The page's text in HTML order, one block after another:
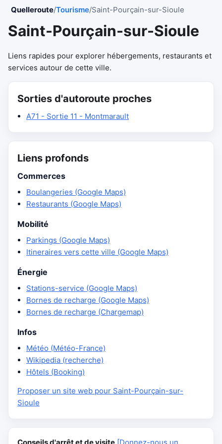
Quelleroute/Tourisme/Saint-Pourçain-sur-Sioule
Saint-Pourçain-sur-Sioule
Liens rapides pour explorer hébergements, restaurants et
services autour de cette ville.
Sorties d'autoroute proches
A71 - Sortie 11 - Montmarault
Liens profonds
Commerces
Boulangeries (Google Maps)
Restaurants (Google Maps)
Mobilité
Parkings (Google Maps)
Itineraires vers cette ville (Google Maps)
Énergie
Stations-service (Google Maps)
Bornes de recharge (Google Maps)
Bornes de recharge (Chargemap)
Infos
Météo (Météo-France)
Wikipedia (recherche)
Hôtels (Booking)
Proposer un site web pour Saint-Pourçain-sur-
Sioule